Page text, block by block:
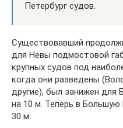
Петербург судов.
Существовавший
для Невы подмостовой
крупных судов под
когда они разведены
другие), был занижен для
на 10 м. Теперь в
30 м.